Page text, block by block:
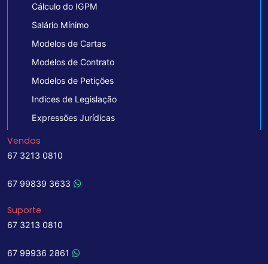
Cálculo do IGPM
Salário Mínimo
Modelos de Cartas
Modelos de Contrato
Modelos de Petições
Indices de Legislação
Expressões Jurídicas
Vendas
67 3213 0810
67 99839 3633
Suporte
67 3213 0810
67 99936 2861